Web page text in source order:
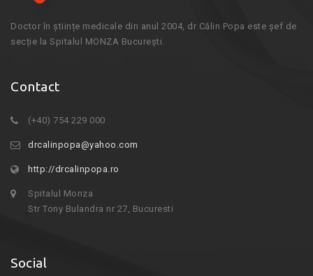
Doctor în științe medicale din anul 2004, dr Călin Popa este șef de
secție la Spitalul MONZA București.
Contact
(+40) 754 229 000
drcalinpopa@yahoo.com
http://drcalinpopa.ro
Spitalul Monza
Str Tony Bulandra nr 27, Bucuresti
Social